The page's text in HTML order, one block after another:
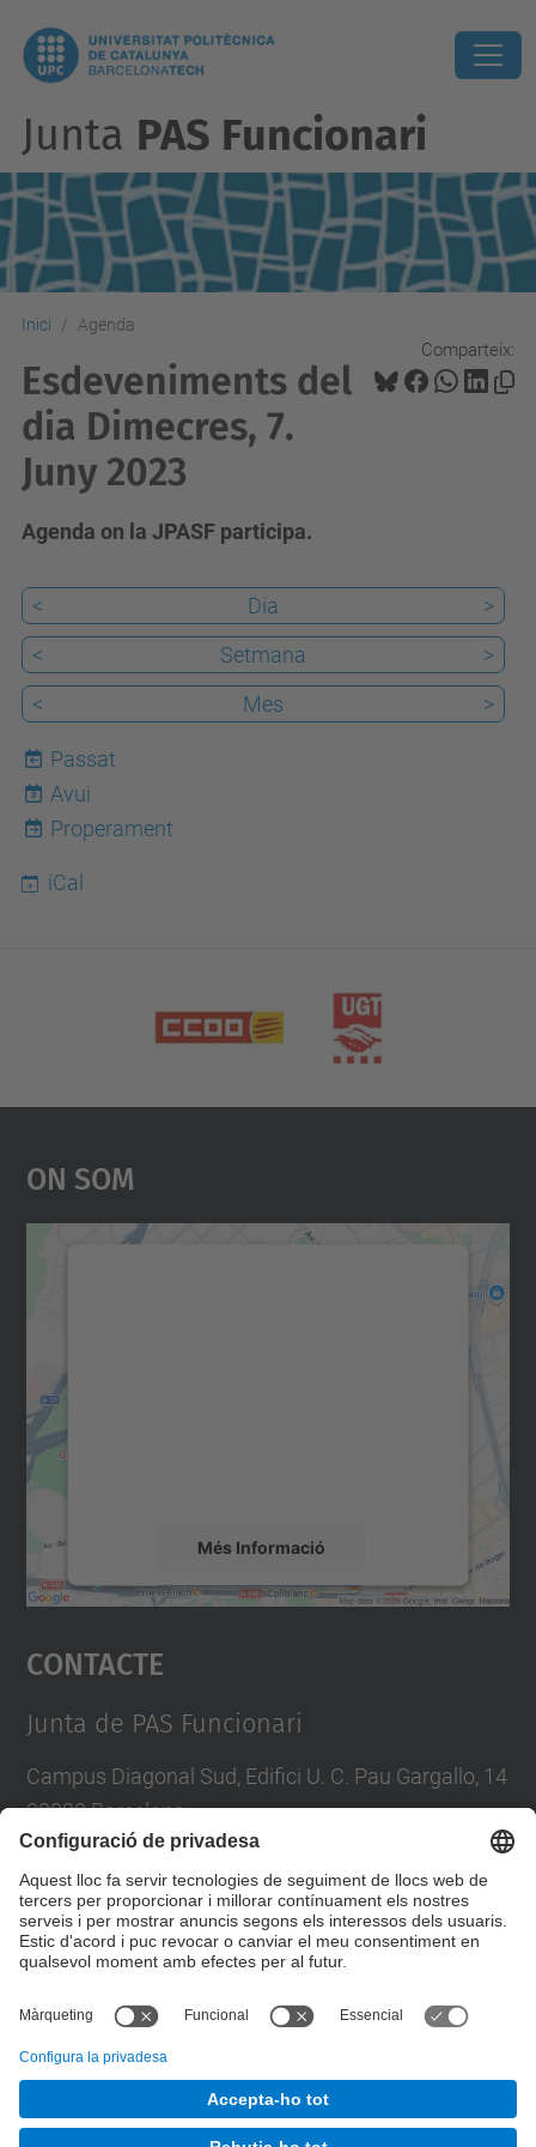
Junta PAS Funcionari
Inici Agenda
Comparteix:
Esdeveniments del
dia Dimecres, 7.
Juny 2023
Agenda on la JPASF participa.
< Dia
>
<
Setmana
>
<
Mes >
Passat
8
Avui
Properament
iCal
On Som
Més Informació
Accepta
powered by
Contacte
Junta de PAS Funcionari
Campus Diagonal Sud, Edifici U. C. Pau Gargallo, 14
08028 Barcelona
E-mail :junta.pasf@upc.edu
Formulari de contacte
Junta PAS Funcionari